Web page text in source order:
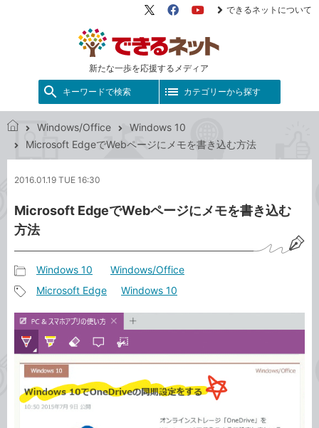
新たな一歩を応援するメディア
X（旧
FacebookYouTube
できるネットについて
キーワードで検索 カテゴリーから探す
で
ネ
ト
Windows/Office
Windows 10
Microsoft EdgeでWebページにメモを書き込む方法
2016.01.19 TUE 16:30
Microsoft EdgeでWebページにメモを書き込む
方法
事
カ
テ
ゴ
リ
Windows 10 Windows/Office
事
タ
グ
Microsoft Edge Windows 10